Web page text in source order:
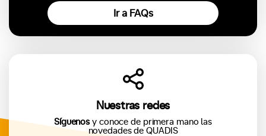
Ir a FAQs
Nuestras redes
Síguenosy conoce de primera mano las
novedades de QUADIS